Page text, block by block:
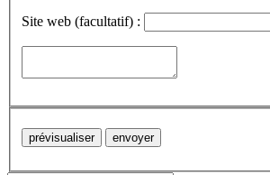
Site web (facultatif) :